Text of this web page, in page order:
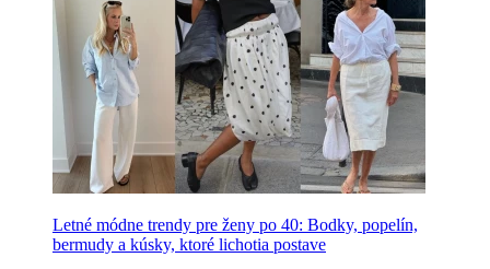
Letné módne trendy pre ženy po 40: Bodky, popelín,
bermudy a kúsky, ktoré lichotia postave